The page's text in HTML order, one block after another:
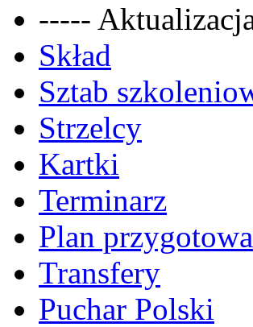
-----
Skład
Sztab
Strzelcy
Kartki
Terminarz
Plan
Transfery
Puchar Polski